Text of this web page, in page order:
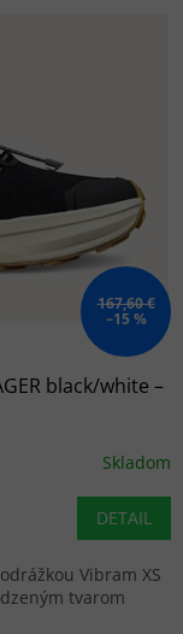
167,60 €
–15 %
black/white –
Skladom
DETAIL
Vibram XS
tvarom